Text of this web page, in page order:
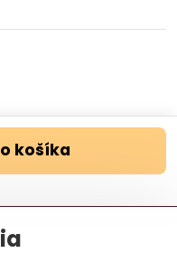
Do košíka